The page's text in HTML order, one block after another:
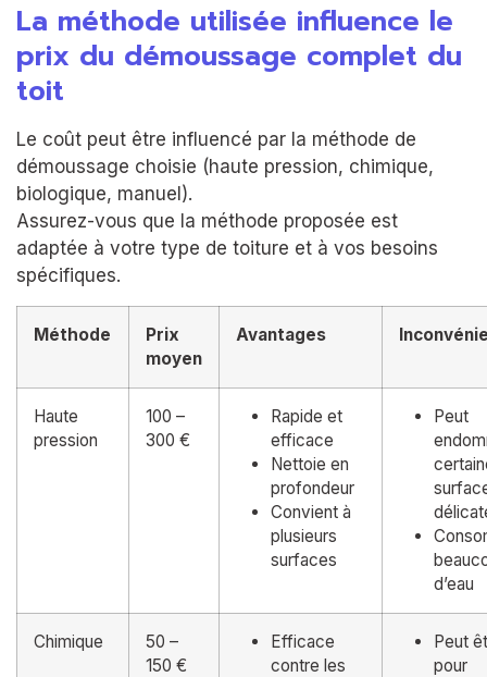
La méthode utilisée influence le
prix du démoussage complet du
toit
Le coût peut être influencé par la méthode de
démoussage choisie (haute pression, chimique,
biologique, manuel).
Assurez-vous que la méthode proposée est
adaptée à votre type de toiture et à vos besoins
spécifiques.
Méthode
Prix
moyen
Avantages
Haute
pression
100 –
300 €
Rapide et
efficace
Nettoie en
profondeur
Convient à
plusieurs
surfaces
Peut
d’eau
Chimique
50 –
150 €
Efficace
contre les
Peut
pour